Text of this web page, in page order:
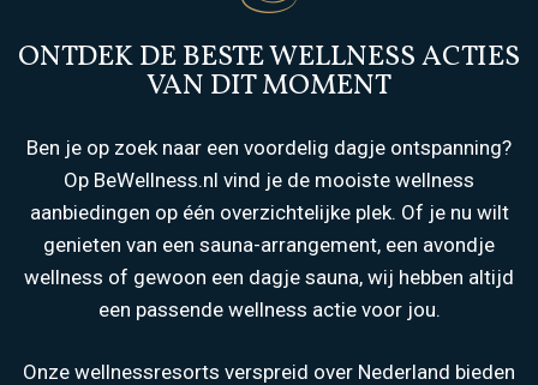
ONTDEK DE BESTE WELLNESS ACTIES
VAN DIT MOMENT
Ben je op zoek naar een voordelig dagje ontspanning?
Op BeWellness.nl vind je de mooiste wellness
aanbiedingen op één overzichtelijke plek. Of je nu wilt
genieten van een sauna-arrangement, een avondje
wellness of gewoon een dagje sauna, wij hebben altijd
een passende wellness actie voor jou.
Onze wellnessresorts verspreid over Nederland bieden